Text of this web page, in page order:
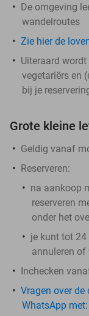
De omgeving
wandelroutes
Zie hier de
Uiteraard
vegetariërs en
bij je
Grote kleine
Geldig vanaf
Reserveren:
na aankoop
reserveren
onder het
je kunt tot 24
annuleren of
Inchecken
Vragen over
WhatsApp